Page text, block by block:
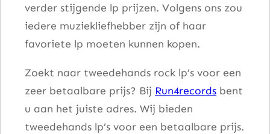
verder stijgende lp prijzen. Volgens ons zou
iedere muziekliefhebber zijn of haar
favoriete lp moeten kunnen kopen.
Zoekt naar tweedehands rock lp’s voor een
zeer betaalbare prijs? Bij Run4records bent
u aan het juiste adres. Wij bieden
tweedehands lp’s voor een betaalbare prijs.